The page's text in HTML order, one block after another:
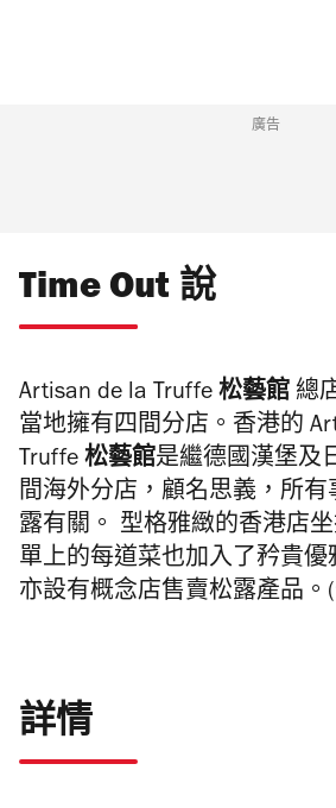
廣告
Time Out 說
Artisan de la Truffe 松藝館 總
當地擁有四間分店。香港的
Truffe 松藝館是繼德國漢堡及
間海外分店，顧名思義，所有
露有關。 型格雅緻的香港店
單上的每道菜也加入了矜貴優
亦設有概念店售賣松露產品。
詳情